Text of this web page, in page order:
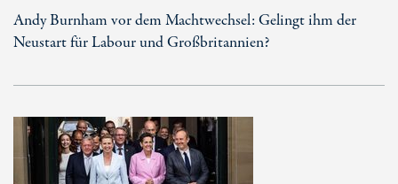
Andy Burnham vor dem Machtwechsel: Gelingt ihm der
Neustart für Labour und Großbritannien?